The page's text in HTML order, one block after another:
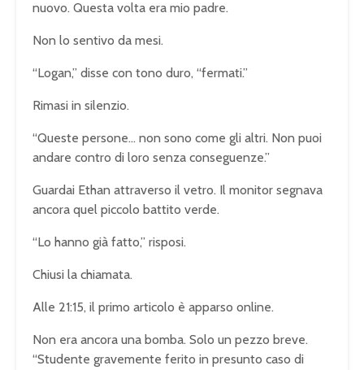
nuovo. Questa volta era mio padre.
Non lo sentivo da mesi.
“Logan,” disse con tono duro, “fermati.”
Rimasi in silenzio.
“Queste persone… non sono come gli altri. Non puoi
andare contro di loro senza conseguenze.”
Guardai Ethan attraverso il vetro. Il monitor segnava
ancora quel piccolo battito verde.
“Lo hanno già fatto,” risposi.
Chiusi la chiamata.
Alle 21:15, il primo articolo è apparso online.
Non era ancora una bomba. Solo un pezzo breve.
“Studente gravemente ferito in presunto caso di